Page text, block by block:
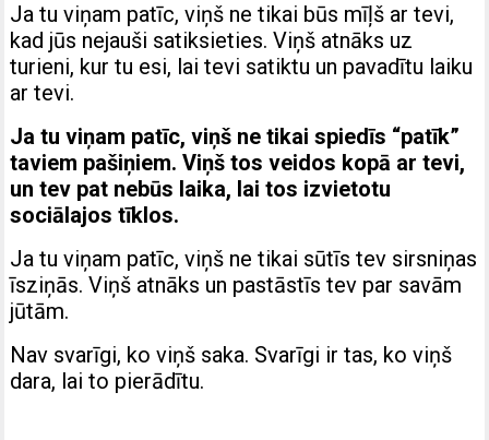
Ja tu viņam patīc, viņš ne tikai būs mīļš ar tevi,
kad jūs nejauši satiksieties. Viņš atnāks uz
turieni, kur tu esi, lai tevi satiktu un pavadītu laiku
ar tevi.
Ja tu viņam patīc, viņš ne tikai spiedīs “patīk”
taviem pašiņiem. Viņš tos veidos kopā ar tevi,
un tev pat nebūs laika, lai tos izvietotu
sociālajos tīklos.
Ja tu viņam patīc, viņš ne tikai sūtīs tev sirsniņas
īsziņās. Viņš atnāks un pastāstīs tev par savām
jūtām.
Nav svarīgi, ko viņš saka. Svarīgi ir tas, ko viņš
dara, lai to pierādītu.